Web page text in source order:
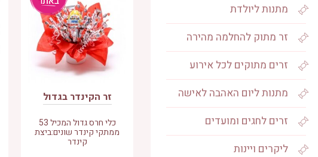
מתנות ליולדת
זר מתוק להחלמה מהירה
זרים מתוקים לכל אירוע
מתנות ליום האהבה לאישה
זרים לחגים ומועדים
ליקרים ויינות
זר הקינדר בגדול
כלי חרס גדול המכיל 53
ממתקי קינדר שונים:ביצת
קינדר